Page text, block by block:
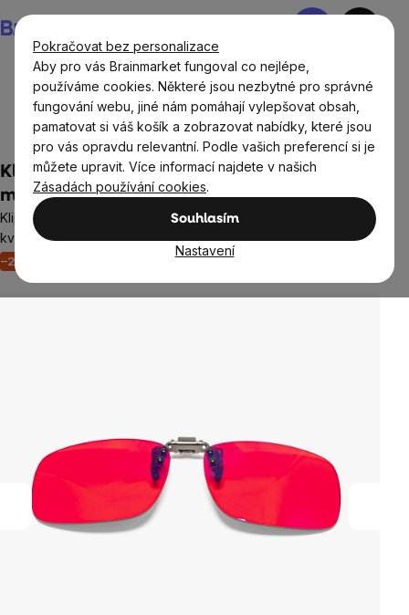
Pokračovat bez personalizace
Aby pro vás Brainmarket fungoval co nejlépe,
používáme cookies. Některé jsou nezbytné pro správné
fungování webu, jiné nám pomáhají vylepšovat obsah,
pamatovat si váš košík a zobrazovat nabídky, které jsou
pro vás opravdu relevantní. Podle vašich preferencí si je
můžete upravit. Více informací najdete v našich
Zásadách používání cookies.
Souhlasím
Nastavení
na
obsah
Nákupní
Domov Blokace modrého světla
Blokace 100 %
modrého i zeleného světla
Klipy na dioptrické brýle blokující 100%
modrého a zeleného světla, Morpheus
Klipy na brýle s blokací 100% modrého a zeleného světla pro
kvalitní spánek
–20 %
hodnocení
6 hodnocení